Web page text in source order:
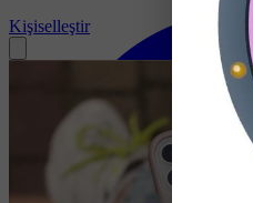
Kişiselleştir